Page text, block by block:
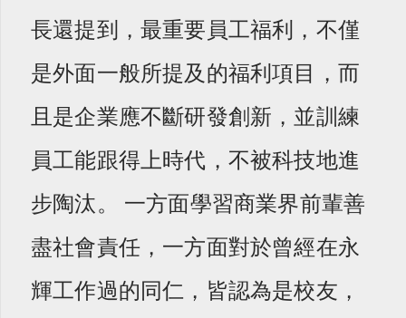
長還提到，最重要員工福利，不僅
是外面一般所提及的福利項目，而
且是企業應不斷研發創新，並訓練
員工能跟得上時代，不被科技地進
步陶汰。 一方面學習商業界前輩善
盡社會責任，一方面對於曾經在永
輝工作過的同仁，皆認為是校友，